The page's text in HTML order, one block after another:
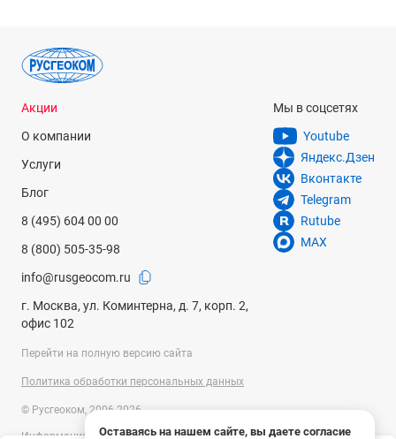
Оставаясь на нашем сайте, вы даете согласие
Акции
О компании
Услуги
Блог
8 (495) 604 00 00
8 (800) 505-35-98
info@rusgeocom.ru
г. Москва, ул. Коминтерна, д. 7, корп. 2,
офис 102
Мы в соцсетях
Youtube
Яндекс.Дзен
Вконтакте
Telegram
Rutube
MAX
Перейти на полную версию сайта
Политика обработки персональных данных
© Русгеоком, 2006-2026
Информация на сайте носит справочный характер и не является